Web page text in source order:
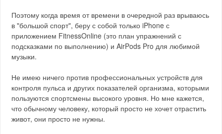
Поэтому когда время от времени в очередной раз врываюсь
в "большой спорт", беру с собой только iPhone с
приложением FitnessOnline (это план упражнений с
подсказками по выполнению) и AirPods Pro для любимой
музыки.
Не имею ничего против профессиональных устройств для
контроля пульса и других показателей организма, которыми
пользуются спортсмены высокого уровня. Но мне кажется,
что обычному человеку, который просто не хочет отрастить
живот, они просто не нужны.